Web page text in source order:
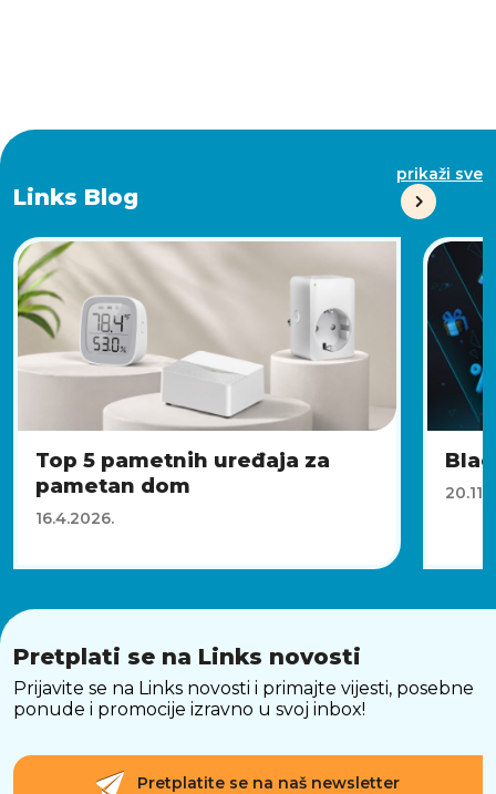
Links Blog
prikaži sve
Top 5 pametnih uređaja za
pametan dom
16.4.2026.
Pretplati se na Links novosti
Prijavite se na Links novosti i primajte vijesti, posebne
ponude i promocije izravno u svoj inbox!
Pretplatite se na naš newsletter